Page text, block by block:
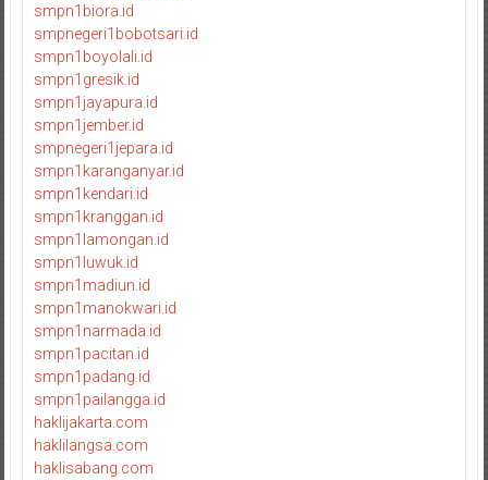
smpn1biora.id
smpnegeri1bobotsari.id
smpn1boyolali.id
smpn1gresik.id
smpn1jayapura.id
smpn1jember.id
smpnegeri1jepara.id
smpn1karanganyar.id
smpn1kendari.id
smpn1kranggan.id
smpn1lamongan.id
smpn1luwuk.id
smpn1madiun.id
smpn1manokwari.id
smpn1narmada.id
smpn1pacitan.id
smpn1padang.id
smpn1pailangga.id
haklijakarta.com
haklilangsa.com
haklisabang.com